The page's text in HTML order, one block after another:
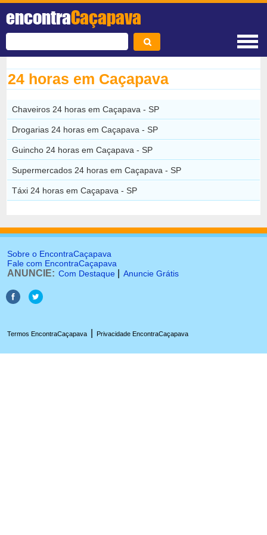
encontraCaçapava
24 horas em Caçapava
Chaveiros 24 horas em Caçapava - SP
Drogarias 24 horas em Caçapava - SP
Guincho 24 horas em Caçapava - SP
Supermercados 24 horas em Caçapava - SP
Táxi 24 horas em Caçapava - SP
Sobre o EncontraCaçapava
Fale com EncontraCaçapava
ANUNCIE: Com Destaque Anuncie Grátis
Termos EncontraCaçapava Privacidade EncontraCaçapava